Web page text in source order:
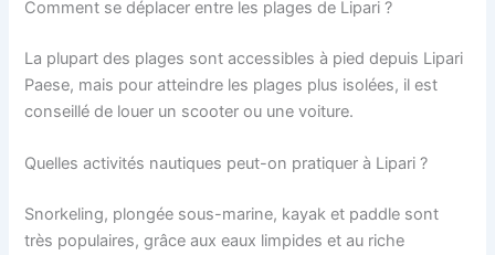
Comment se déplacer entre les plages de Lipari ?
La plupart des plages sont accessibles à pied depuis Lipari
Paese, mais pour atteindre les plages plus isolées, il est
conseillé de louer un scooter ou une voiture.
Quelles activités nautiques peut-on pratiquer à Lipari ?
Snorkeling, plongée sous-marine, kayak et paddle sont
très populaires, grâce aux eaux limpides et au riche